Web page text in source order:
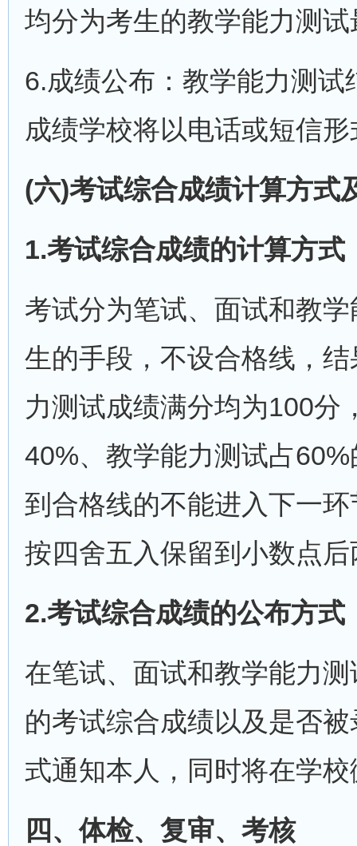
均分为考生的教学能力测
6.成绩公布：教学能力测
成绩学校将以电话或短信
(六)考试综合成绩计算方式
1.考试综合成绩的计算方式
考试分为笔试、面试和教
生的手段，不设合格线，
力测试成绩满分均为100分
40%、教学能力测试占
到合格线的不能进入下一
按四舍五入保留到小数点
2.考试综合成绩的公布方式
在笔试、面试和教学能力
的考试综合成绩以及是否
式通知本人，同时将在学
四、体检、复审、考核